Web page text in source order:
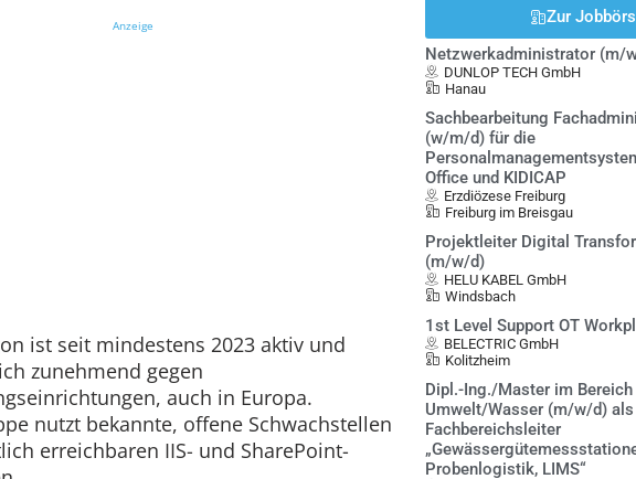
Anzeige
ist seit mindestens 2023 aktiv und
zunehmend gegen
auch in Europa.
nutzt bekannte, offene Schwachstellen
erreichbaren IIS- und SharePoint-
Zur
Netzwerkadministrator (m/
DUNLOP TECH GmbH
Hanau
Sachbearbeitung
(w/m/d) für die
Office und KIDICAP
Erzdiözese Freiburg
Freiburg im Breisgau
Projektleiter Digital
(m/w/d)
HELU KABEL GmbH
Windsbach
1st Level Support OT
BELECTRIC GmbH
Kolitzheim
Dipl.-Ing./Master im Bereich
Umwelt/Wasser (m/w/d) als
Fachbereichsleiter
Probenlogistik, LIMS“